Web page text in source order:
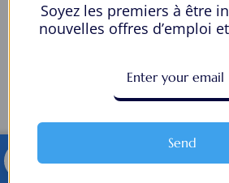
Soyez les premiers à être
nouvelles offres d’emploi
Send